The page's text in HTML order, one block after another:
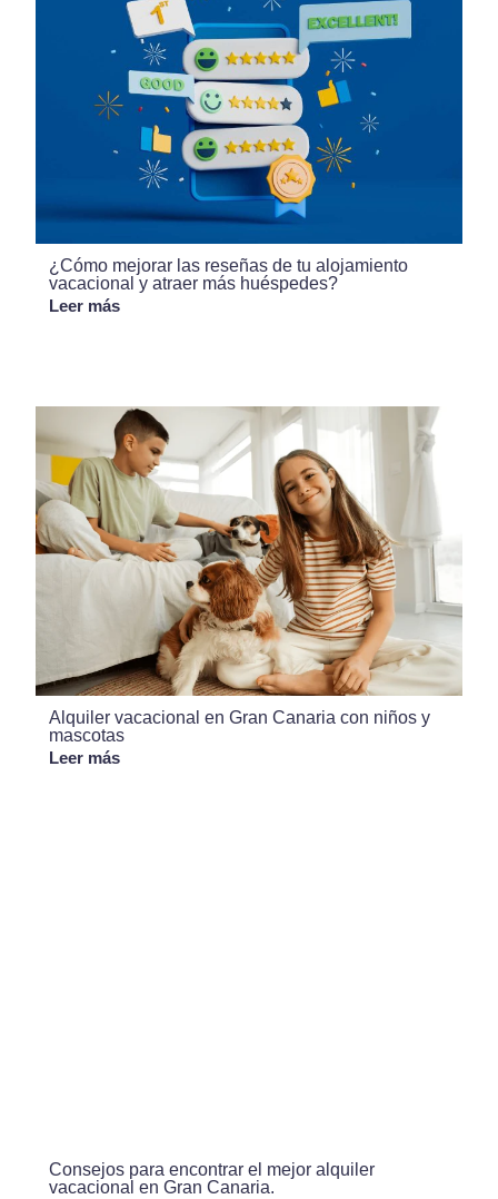
¿Cómo mejorar las reseñas de tu alojamiento
vacacional y atraer más huéspedes?
Leer más
Alquiler vacacional en Gran Canaria con niños y
mascotas
Leer más
Consejos para encontrar el mejor alquiler
vacacional en Gran Canaria.